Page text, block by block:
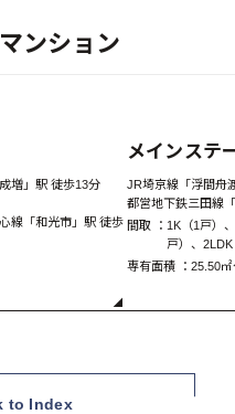
ンション
増」駅 徒歩13分
線「和光市」駅 徒歩
メインステ
JR埼京線「浮間舟
都営地下鉄三田線
間取 ： 1K（1戸）
戸）、
専有面積 ： 25.50
to Index